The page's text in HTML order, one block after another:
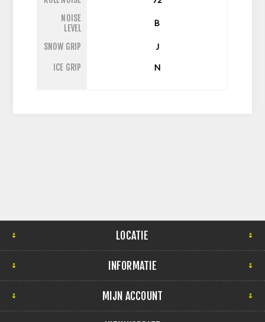
NOISE
LEVEL
B
SNOW GRIP J
ICE GRIP N
LOCATIE
INFORMATIE
MIJN ACCOUNT